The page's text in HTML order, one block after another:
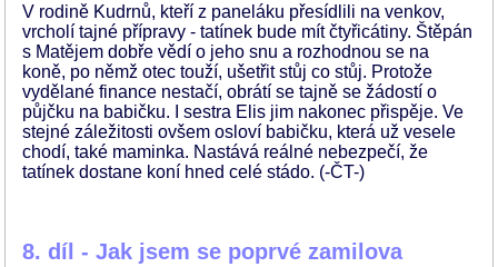
V rodině Kudrnů, kteří z paneláku přesídlili na venkov,
vrcholí tajné přípravy - tatínek bude mít čtyřicátiny. Štěpán
s Matějem dobře vědí o jeho snu a rozhodnou se na
koně, po němž otec touží, ušetřit stůj co stůj. Protože
vydělané finance nestačí, obrátí se tajně se žádostí o
půjčku na babičku. I sestra Elis jim nakonec přispěje. Ve
stejné záležitosti ovšem osloví babičku, která už vesele
chodí, také maminka. Nastává reálné nebezpečí, že
tatínek dostane koní hned celé stádo. (-ČT-)
8. díl - Jak jsem se poprvé zamilova